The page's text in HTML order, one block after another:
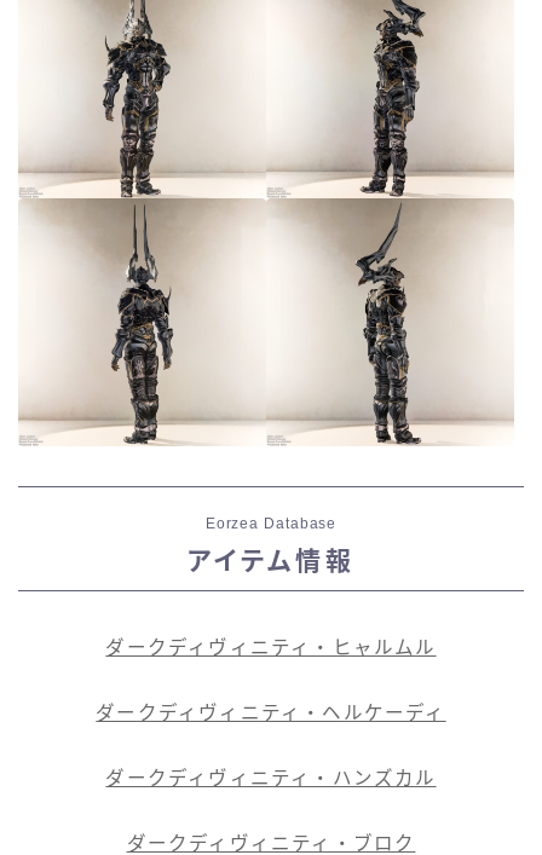
Eorzea Database
アイテム情報
ダークディヴィニティ・ヒャルムル
ダークディヴィニティ・ヘルケーディ
ダークディヴィニティ・ハンズカル
ダークディヴィニティ・ブロク